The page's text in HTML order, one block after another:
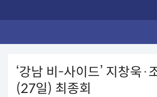
‘강남 비-사이드’ 지창욱
(27일) 최종회